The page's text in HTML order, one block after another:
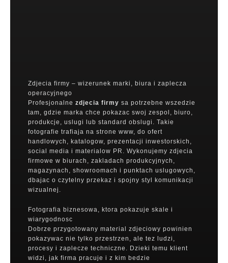
Zdjecia firmy – wizerunek marki, biura i zaplecza
operacyjnego
Profesjonalne zdjecia firmy sa potrzebne wszedzie
tam, gdzie marka chce pokazac swoj zespol, biuro,
produkcje, uslugi lub standard obslugi. Takie
fotografie trafiaja na strone www, do ofert
handlowych, katalogow, prezentacji inwestorskich,
social media i materialow PR. Wykonujemy zdjecia
firmowe w biurach, zakladach produkcyjnych,
magazynach, showroomach i punktach uslugowych,
dbajac o czytelny przekaz i spojny styl komunikacji
wizualnej.
Fotografia biznesowa, ktora pokazuje skale i
wiarygodnosc
Dobrze przygotowany material zdjeciowy powinien
pokazywac nie tylko przestrzen, ale tez ludzi,
procesy i zaplecze techniczne. Dzieki temu klient
widzi, jak firma pracuje i z kim bedzie